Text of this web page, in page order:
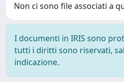
Non ci sono file associati a
I documenti in IRIS sono
tutti i diritti sono riservati,
indicazione.